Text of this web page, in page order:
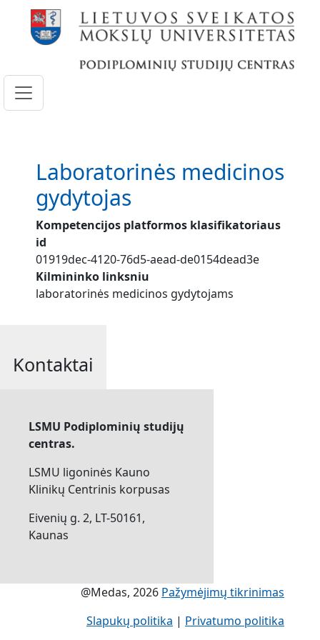
Pereiti į pagrindinį turinį
Laboratorinės medicinos
gydytojas
Kompetencijos platformos klasifikatoriaus
id
01919dec-4120-76d5-aead-de0154dead3e
Kilmininko linksniu
laboratorinės medicinos gydytojams
Kontaktai
LSMU Podiplominių studijų
centras.
LSMU ligoninės Kauno
Klinikų Centrinis korpusas
Eivenių g. 2, LT-50161,
Kaunas
@Medas, 2026 Pažymėjimų tikrinimas
Slapukų politika | Privatumo politika